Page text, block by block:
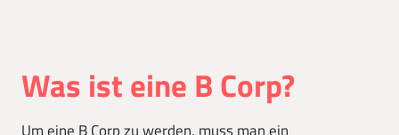
Was ist eine B Corp?